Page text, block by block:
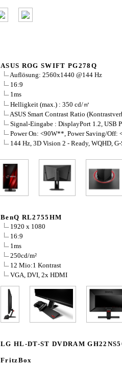
ASUS ROG SWIFT PG278Q
Auflösung: 2560x1440 @144 Hz
16:9
1ms
Helligkeit (max.) : 350 cd/㎡
ASUS Smart Contrast Ratio
Signal-Eingabe : DisplayPort 1.2, USB
Power On: <90W**, Power Saving/Off:
144 Hz, 3D Vision 2 - Ready, WQHD,
BenQ RL2755HM
1920 x 1080
16:9
1ms
250cd/m²
12 Mio:1 Kontrast
VGA, DVI, 2x HDMI
LG HL-DT-ST DVDRAM
FritzBox